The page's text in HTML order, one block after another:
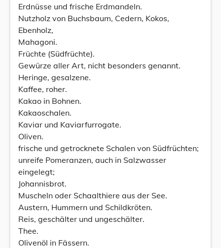
Erdnüsse und frische Erdmandeln.
Nutzholz von Buchsbaum, Cedern, Kokos,
Ebenholz,
Mahagoni.
Früchte (Südfrüchte).
Gewürze aller Art, nicht besonders genannt.
Heringe, gesalzene.
Kaffee, roher.
Kakao in Bohnen.
Kakaoschalen.
Kaviar und Kaviarfurrogate.
Oliven.
frische und getrocknete Schalen von Südfrüchten;
unreife Pomeranzen, auch in Salzwasser
eingelegt;
Johannisbrot.
Muscheln oder Schaalthiere aus der See.
Austern, Hummern und Schildkröten.
Reis, geschälter und ungeschälter.
Thee.
Olivenöl in Fässern.